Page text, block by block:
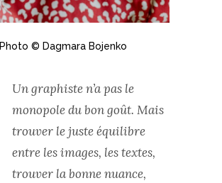
Photo © Dagmara Bojenko
Un graphiste n’a pas le
monopole du bon goût. Mais
trouver le juste équilibre
entre les images, les textes,
trouver la bonne nuance,